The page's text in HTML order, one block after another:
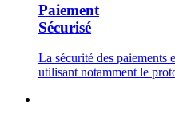
Paiement
Sécurisé
La sécurité des paiements
utilisant notamment le